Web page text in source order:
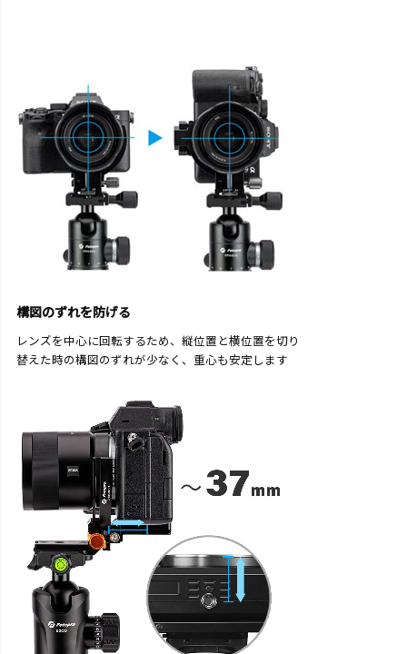
構図のずれを防げる
レンズを中心に回転するため、縦位置と横位置を切り
替えた時の構図のずれが少なく、重心も安定します